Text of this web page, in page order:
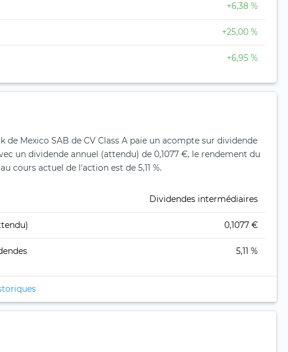
+6,38 %
+25,00 %
+6,95 %
de Mexico SAB de CV Class A paie un acompte sur dividende
un dividende annuel (attendu) de 0,1077 €, le rendement du
cours actuel de l'action est de 5,11 %.
Dividendes intermédiaires
0,1077 €
5,11 %